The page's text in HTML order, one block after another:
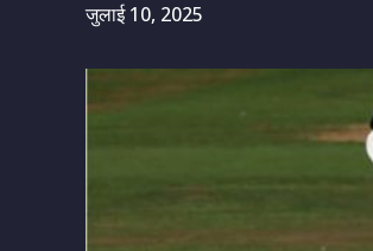
जुलाई 10, 2025